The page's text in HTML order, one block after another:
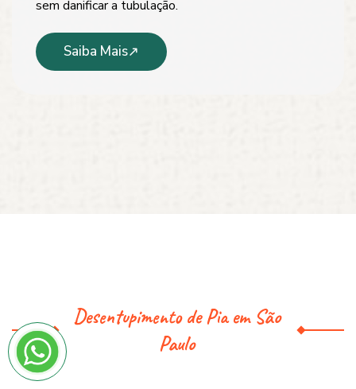
sem danificar a tubulação.
Saiba Mais
Desentupimento de Pia em São
Paulo